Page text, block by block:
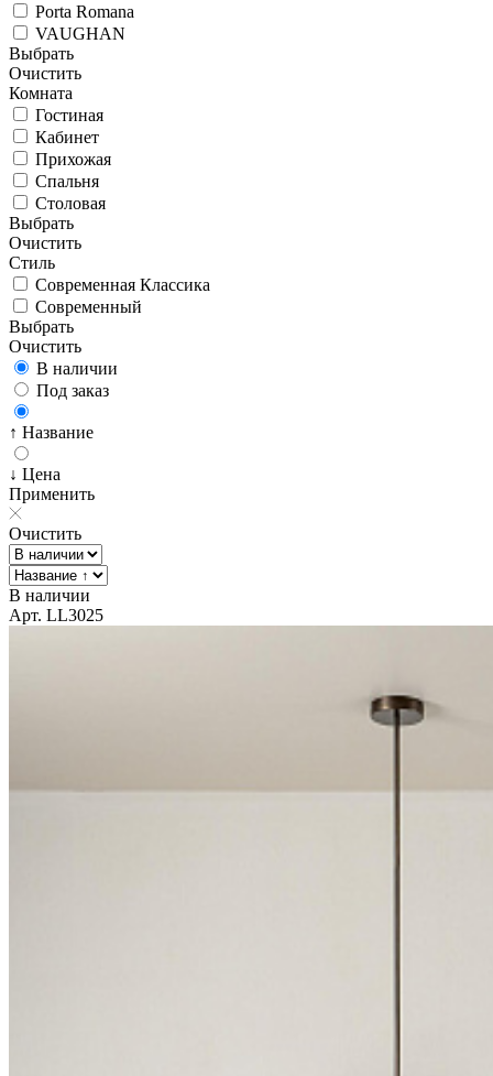
Porta Romana
VAUGHAN
Выбрать
Очистить
Комната
Гостиная
Кабинет
Прихожая
Спальня
Столовая
Выбрать
Очистить
Стиль
Современная Классика
Современный
Выбрать
Очистить
В наличии
Под заказ
↑ Название
↓ Цена
Применить
Очистить
В наличии
Арт. LL3025